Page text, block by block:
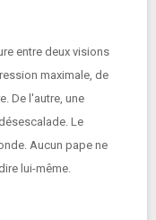
entre deux visions
maximale, de
De l'autre, une
Le
Aucun pape ne
lui-même.